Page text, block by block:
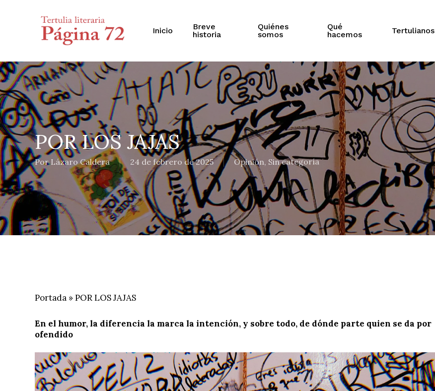
Inicio
Breve
historia
Quiénes
somos
Qué
hacemos
Tertulianos
POR LOS JAJAS
Por Lázaro Caldera 24 de febrero de 2025 Opinión, Sin categoría
Portada »POR LOS JAJAS
En el humor,la diferencia la marca la intención, y sobre todo, de dónde parte quien se da por
ofendido